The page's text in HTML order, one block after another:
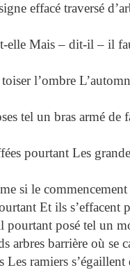
effacé traversé
elle Mais – dit-il – il
l’ombre
tel un bras armé de
pourtant Les
si le commencement
Et ils s’effacent
pourtant posé tel un
arbres barrière où se
Les ramiers s’égaillent